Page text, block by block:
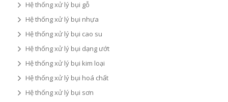
Hệ thống xử lý bụi gỗ
Hệ thống xử lý bụi nhựa
Hệ thống xử lý bụi cao su
Hệ thống xử lý bụi dạng ướt
Hệ thống xử lý bụi kim loại
Hệ thống xử lý bụi hoá chất
Hệ thống xử lý bụi sơn